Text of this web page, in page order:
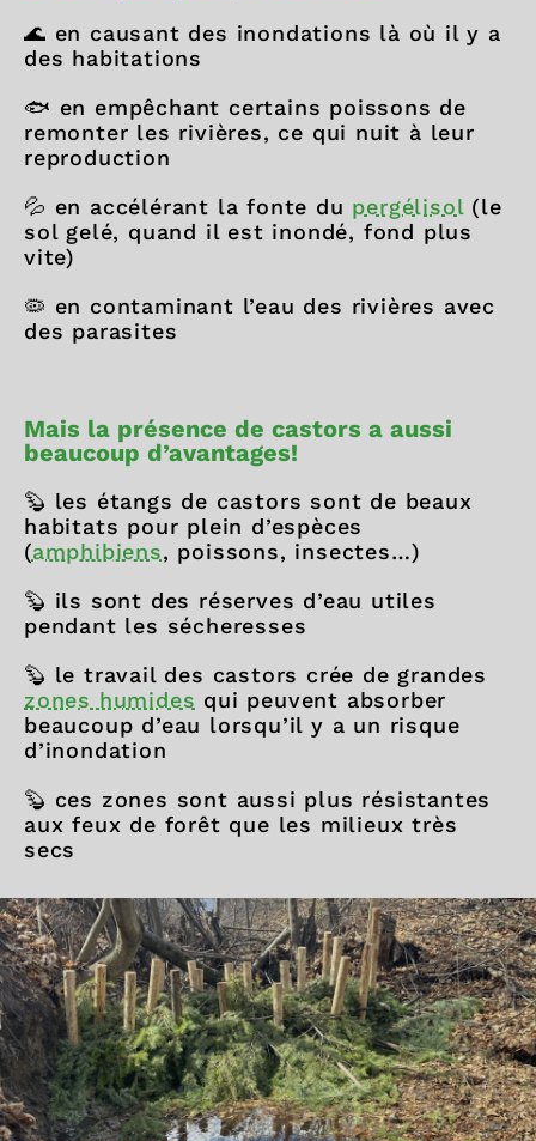
🌊 en causant des inondations là où il y a
des habitations
🐟 en empêchant certains poissons de
remonter les rivières, ce qui nuit à leur
reproduction
💦 en accélérant la fonte du pergélisol(le
sol gelé, quand il est inondé, fond plus
vite)
🦠 en contaminant l’eau des rivières avec
des parasites
Mais la présence de castors a aussi
beaucoup d’avantages!
🦫 les étangs de castors sont de beaux
habitats pour plein d’espèces
(amphibiens, poissons, insectes…)
🦫 ils sont des réserves d’eau utiles
pendant les sécheresses
🦫 le travail des castors crée de grandes
zones humides qui peuvent absorber
beaucoup d’eau lorsqu’il y a un risque
d’inondation
🦫 ces zones sont aussi plus résistantes
aux feux de forêt que les milieux très
secs